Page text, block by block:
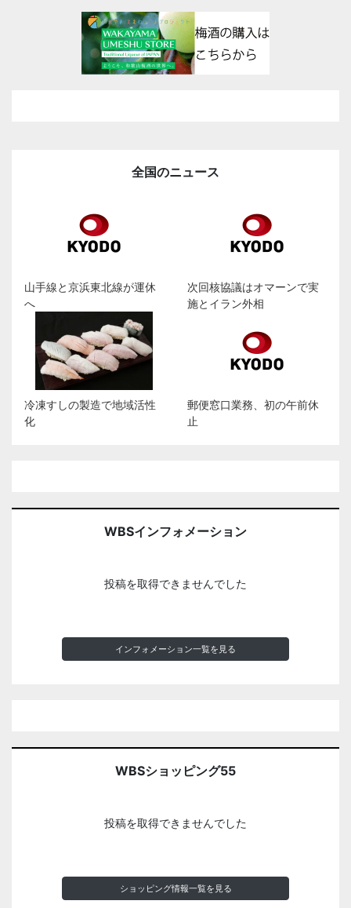
全国のニュース
山手線と京浜東北線が運休
へ
次回核協議はオマーンで実
施とイラン外相
冷凍すしの製造で地域活性
化
郵便窓口業務、初の午前休
止
WBSインフォメーション
投稿を取得できませんでした
インフォメーション一覧を見る
WBSショッピング55
投稿を取得できませんでした
ショッピング情報一覧を見る